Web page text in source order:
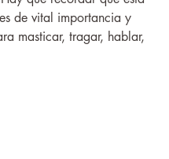
de vital importancia y
masticar, tragar, hablar,